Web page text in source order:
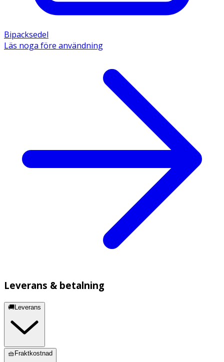
Bipacksedel
Läs noga före användning
Leverans & betalning
🚚Leverans
🧺Fraktkostnad